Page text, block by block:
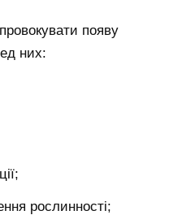
появу
них:
рослинності;